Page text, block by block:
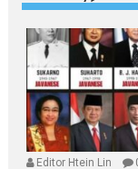
Editor Htein Lin